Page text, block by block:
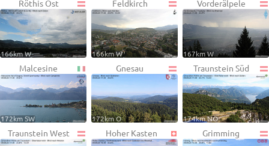
Röthis Ost
166km W
Feldkirch
166km W
Vorderälpele
167km W
Malcesine
172km SW
Gnesau
172km O
Traunstein Süd
174km NO
Traunstein West Hoher Kasten Grimming